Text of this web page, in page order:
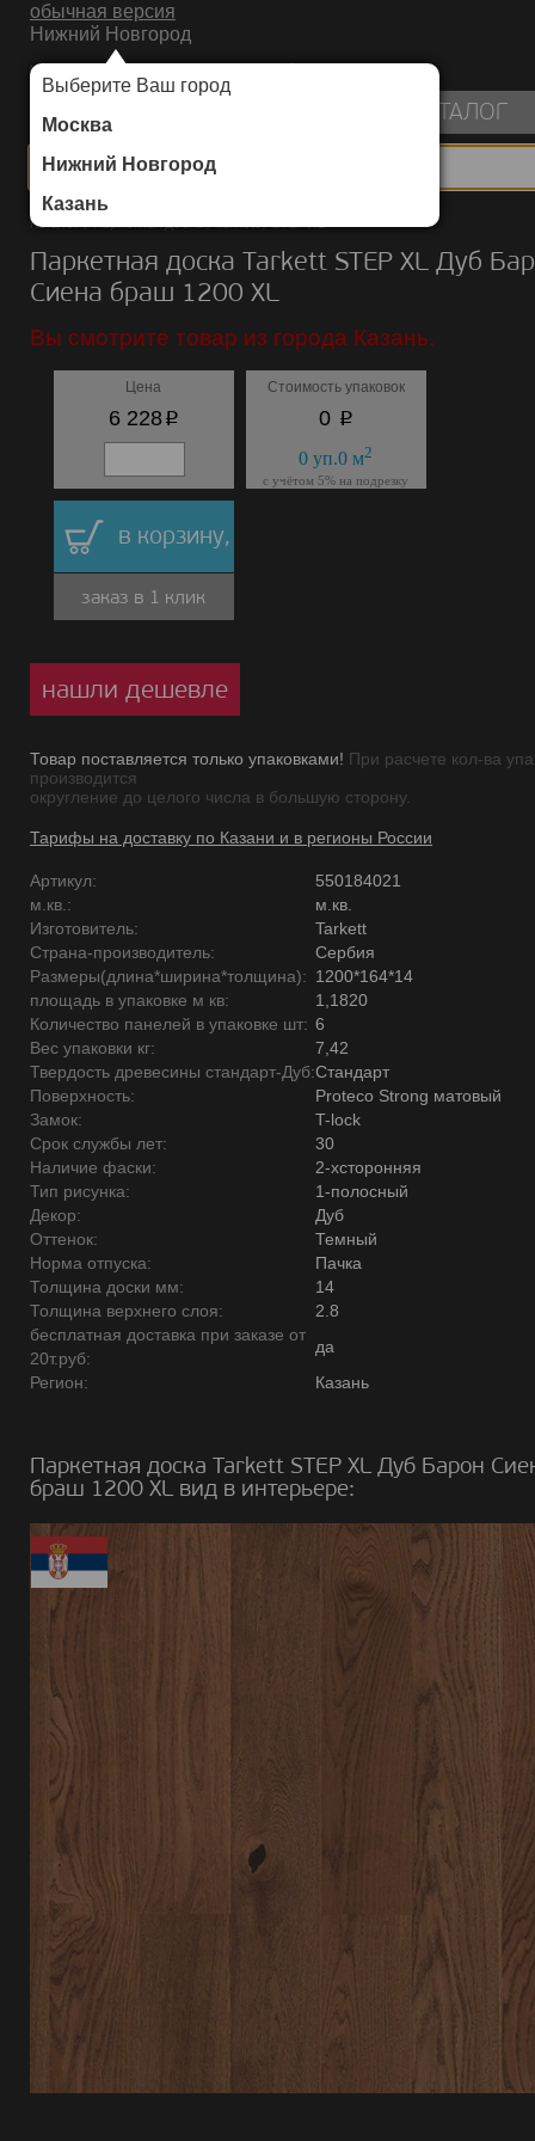
обычная версия
Нижний Новгород
Выберите Ваш город
Москва
Нижний Новгород
Казань
ИНТЕРНЕТ-МАГАЗИН НАПОЛЬНЫХ ПОКРЫТИЙ
КАТАЛОГ
Каталог/Паркетная доска/Tarkett/STEP XL
Паркетная доска Tarkett STEP XL Дуб
Сиена браш 1200 XL
Вы смотрите товар из города Казань.
Цена
6 228p
Стоимость упаковок
0 p
0 уп.0 м2
с учётом 5% на подрезку
в корзину,
заказ в 1 клик
нашли дешевле
Товар поставляется только упаковками! При расчете кол-ва
производится
округление до целого числа в большую сторону.
Тарифы на доставку по Казани и в регионы России
Артикул:
550184021
м.кв.:
м.кв.
Изготовитель:
Tarkett
Страна-производитель:
Сербия
Размеры(длина*ширина*толщина): 1200*164*14
площадь в упаковке м кв:
1,1820
Количество панелей в упаковке шт: 6
Вес упаковки кг:
7,42
Твердость древесины стандарт-Дуб:Стандарт
Поверхность:
Proteco Strong матовый
Замок:
T-lock
Срок службы лет:
30
Наличие фаски:
2-хсторонняя
Тип рисунка:
1-полосный
Декор:
Дуб
Оттенок:
Темный
Норма отпуска:
Пачка
Толщина доски мм:
14
Толщина верхнего слоя:
2.8
бесплатная доставка при заказе от
20т.руб:
да
Регион:
Казань
Паркетная доска Tarkett STEP XL Дуб Барон
браш 1200 XL вид в интерьере: